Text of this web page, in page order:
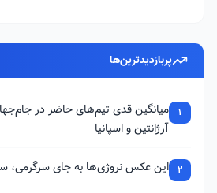
پربازدیدترین‌ها
1
میانگین قدی تیم‌های حاضر در
آرژانتین و اسپانیا
2 این عکس نروژی‌ها به جای سرگرمی،